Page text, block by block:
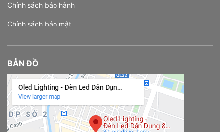
Chính sách bảo hành
Chính sách bảo mật
BẢN ĐỒ